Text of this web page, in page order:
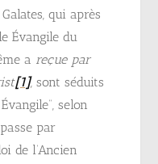
qui après
Évangile du
a reçue par
[1],sont séduits
selon
par
de l’Ancien